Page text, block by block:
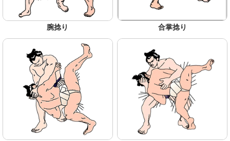
腕捻り 合掌捻り